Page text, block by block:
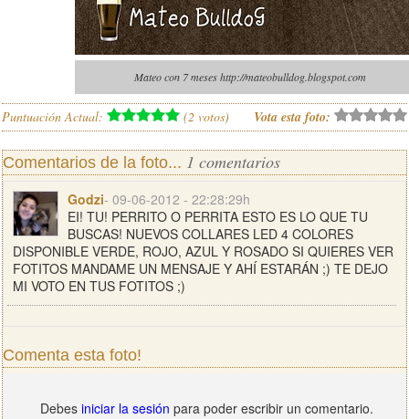
Mateo con 7 meses http://mateobulldog.blogspot.com
Puntuación Actual: (2 votos) Vota esta foto:
Comentarios de la foto... 1 comentarios
Godzi- 09-06-2012 - 22:28:29h
EI! TU! PERRITO O PERRITA ESTO ES LO QUE TU
BUSCAS! NUEVOS COLLARES LED 4 COLORES
DISPONIBLE VERDE, ROJO, AZUL Y ROSADO SI QUIERES VER
FOTITOS MANDAME UN MENSAJE Y AHÍ ESTARÁN ;) TE DEJO
MI VOTO EN TUS FOTITOS ;)
Comenta esta foto!
Debes iniciar la sesión para poder escribir un comentario.